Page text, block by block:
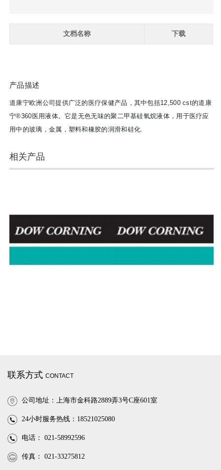
文档名称 下载
产品描述
道康宁欧洲公司提供广泛的医疗保健产品，其中包括12,500 cst的道康
宁®360医用液体。它是无色无味的聚二甲基硅氧烷液体，用于医疗应
用中的玻璃，金属，塑料和橡胶的润滑和硅化.
相关产品
联系方式 CONTACT
公司地址：上海市金科路2889弄3号C座601室
24小时服务热线：18521025080
电话： 021-58992596
传真： 021-33275812